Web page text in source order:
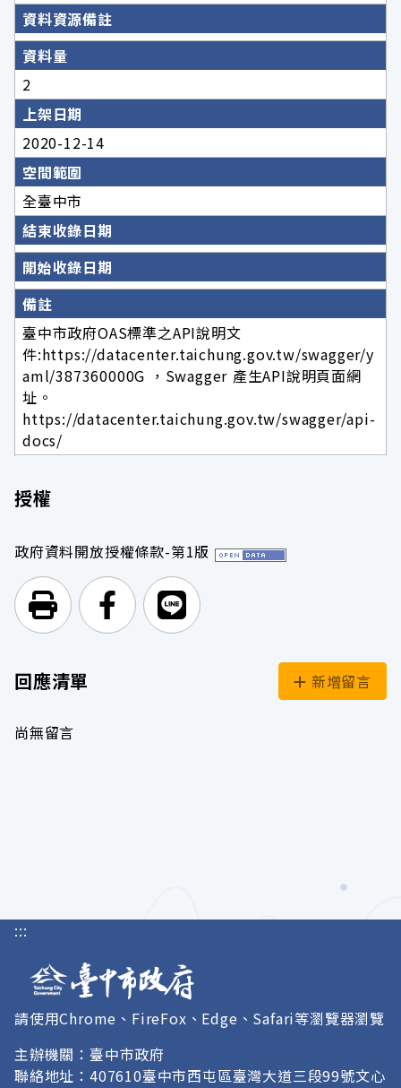
資料資源備註
資料量
2
上架日期
2020-12-14
空間範圍
全臺中市
結束收錄日期
開始收錄日期
備註
臺中市政府OAS標準之API說明文
件:https://datacenter.taichung.gov.tw/swagger/y
aml/387360000G ，Swagger 產生API說明頁面網
址。
https://datacenter.taichung.gov.tw/swagger/api-
docs/
授權
政府資料開放授權條款-第1版
列印頁面前往Facebook
前往Line
回應清單 新增留言
尚無留言
:::
請使用Chrome、FireFox、Edge、Safari等瀏覽器瀏覽
主辦機關：臺中市政府
聯絡地址：407610臺中市西屯區臺灣大道三段99號文心